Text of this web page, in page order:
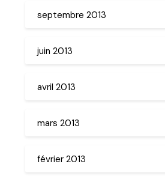
septembre 2013
juin 2013
avril 2013
mars 2013
février 2013